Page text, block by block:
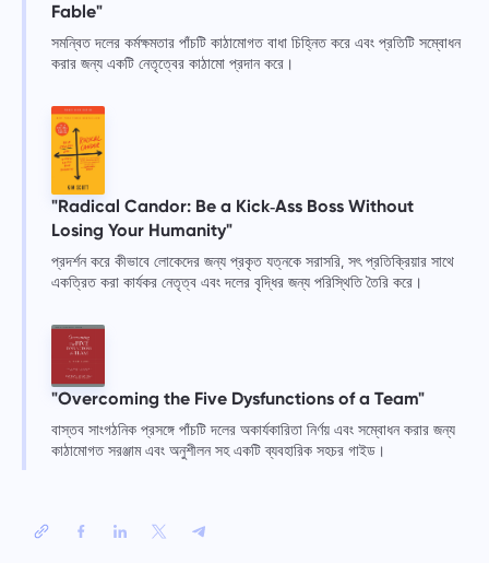
Fable"
সমন্বিত দলের কর্মক্ষমতার পাঁচটি কাঠামোগত বাধা চিহ্নিত করে এবং প্রতিটি সম্বোধন
করার জন্য একটি নেতৃত্বের কাঠামো প্রদান করে।
"Radical Candor: Be a Kick‑Ass Boss Without
Losing Your Humanity"
প্রদর্শন করে কীভাবে লোকেদের জন্য প্রকৃত যত্নকে সরাসরি, সৎ প্রতিক্রিয়ার সাথে
একত্রিত করা কার্যকর নেতৃত্ব এবং দলের বৃদ্ধির জন্য পরিস্থিতি তৈরি করে।
"Overcoming the Five Dysfunctions of a Team"
বাস্তব সাংগঠনিক প্রসঙ্গে পাঁচটি দলের অকার্যকারিতা নির্ণয় এবং সম্বোধন করার জন্য
কাঠামোগত সরঞ্জাম এবং অনুশীলন সহ একটি ব্যবহারিক সহচর গাইড।